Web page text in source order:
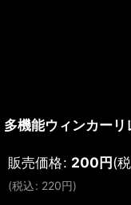
多機能ウィンカー
販売価格: 200円(
(税込: 220円)